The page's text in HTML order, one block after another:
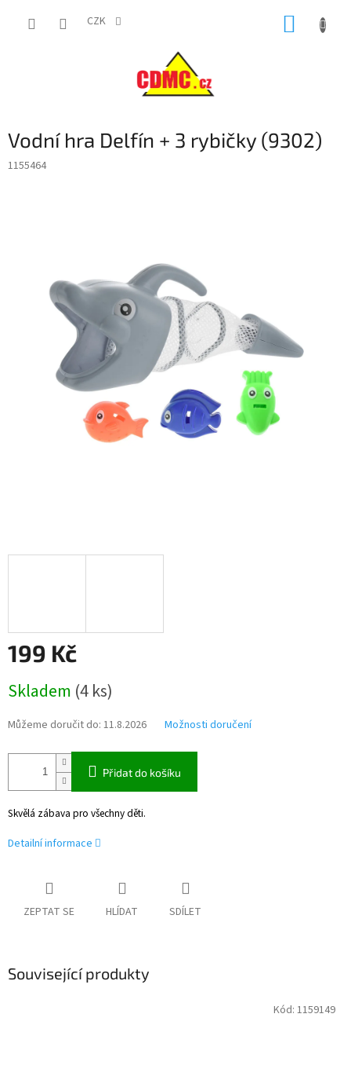
CZK
Vodní hra Delfín + 3 rybičky (9302)
1155464
199 Kč
cena:
Skladem (4 ks)
Můžeme doručit do: 11.8.2026 Možnosti doručení
Přidat do košíku
Skvělá zábava pro všechny děti.
Detailní informace
ZEPTAT SE HLÍDAT SDÍLET
Související produkty
Kód: 1159149